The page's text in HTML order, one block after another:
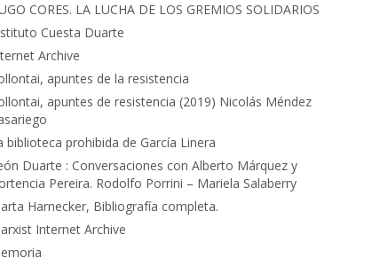
CORES. LA LUCHA DE LOS GREMIOS SOLIDARIOS
Cuesta Duarte
Archive
apuntes de la resistencia
apuntes de resistencia (2019) Nicolás Méndez
biblioteca prohibida de García Linera
Duarte : Conversaciones con Alberto Márquez y
Pereira. Rodolfo Porrini – Mariela Salaberry
Harnecker, Bibliografía completa.
Internet Archive